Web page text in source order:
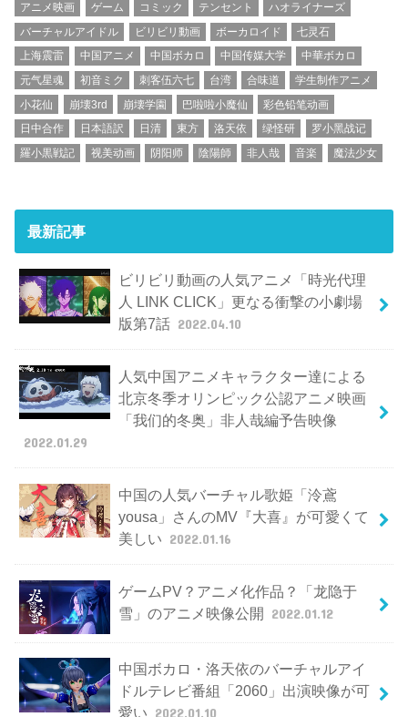
アニメ映画
ゲーム コミック テンセント
ハオライナーズ
バーチャルアイドル
ビリビリ動画 ボーカロイド
七灵石
上海震雷
中国アニメ 中国ボカロ 中国传媒大学
中華ボカロ
元气星魂
初音ミク 刺客伍六七 台湾 合味道
学生制作アニメ
小花仙
崩壊3rd 崩壊学園 巴啦啦小魔仙
彩色铅笔动画
日中合作
日本語訳 日清 東方 洛天依 绿怪研
罗小黑战记
羅小黒戦記
视美动画 阴阳师 陰陽師 非人哉 音楽 魔法少女
最新記事
ビリビリ動画の人気アニメ「時光代理
人 LINK CLICK」更なる衝撃の小劇場
版第7話 2022.04.10
人気中国アニメキャラクター達による
北京冬季オリンピック公認アニメ映画
「我们的冬奥」非人哉編予告映像
2022.01.29
中国の人気バーチャル歌姫「泠鳶
yousa」さんのMV『大喜』が可愛くて
美しい 2022.01.16
ゲームPV？アニメ化作品？「龙隐于
雪」のアニメ映像公開 2022.01.12
中国ボカロ・洛天依のバーチャルアイ
ドルテレビ番組「2060」出演映像が可
愛い 2022.01.10